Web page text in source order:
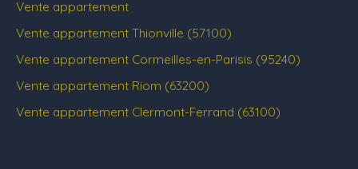
Vente appartement
Vente appartement Thionville (57100)
Vente appartement Cormeilles-en-Parisis (95240)
Vente appartement Riom (63200)
Vente appartement Clermont-Ferrand (63100)